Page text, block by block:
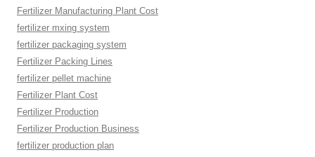
Fertilizer Manufacturing Plant Cost
fertilizer mxing system
fertilizer packaging system
Fertilizer Packing Lines
fertilizer pellet machine
Fertilizer Plant Cost
Fertilizer Production
Fertilizer Production Business
fertilizer production plan